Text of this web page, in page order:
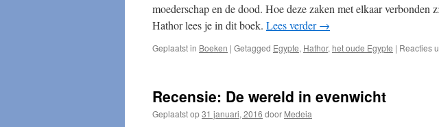
moederschap en de dood. Hoe deze zaken met elkaar verbonden
Hathor lees je in dit boek. Lees verder→
Geplaatst in Boeken | Getagged Egypte, Hathor, het oude Egypte | Reacties
Recensie: De wereld in evenwicht
Geplaatst op31 januari, 2016 door Medeia